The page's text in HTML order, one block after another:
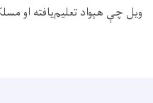
ویل چې هېواد تعلیم‌یافته او